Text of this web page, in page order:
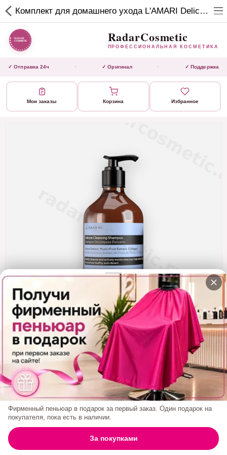
RadarCosmetic
КОСМЕТИКА
✕
Активаторы
Ботокс
Ещё категории
✓ Отправка 24ч · ✓ Оригинал ✓ Поддержка
ГЛАВНАЯ ПОИСК КОРЗИНА АККАУНТ
Комплект для домашнего ухода L'AMARI Delicate Shampoo 500 ml + Mask 500 ml
RadarCosmetic
ПРОФЕССИОНАЛЬНАЯ КОСМЕТИКА
✓ Отправка 24ч · ✓ Оригинал · ✓ Поддержка
Мои заказы Корзина Избранное
Комплект Для Домашнего Ухода L'AMARI
Delicate Shampoo 500 Ml + Mask 500 Ml
0₽
БРЕНД: L'AMARI
Фирменный пеньюар в подарок за первый заказ. Один подарок на
покупателя, пока есть в наличии.
За покупками